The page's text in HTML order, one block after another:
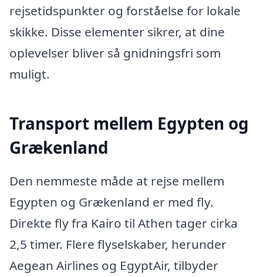
rejsetidspunkter og forståelse for lokale
skikke. Disse elementer sikrer, at dine
oplevelser bliver så gnidningsfri som
muligt.
Transport mellem Egypten og
Grækenland
Den nemmeste måde at rejse mellem
Egypten og Grækenland er med fly.
Direkte fly fra Kairo til Athen tager cirka
2,5 timer. Flere flyselskaber, herunder
Aegean Airlines og EgyptAir, tilbyder